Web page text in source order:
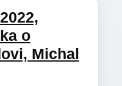
o
Michal